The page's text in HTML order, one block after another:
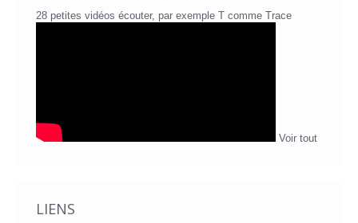
28 petites vidéos écouter, par exemple T comme Trace
Voir tout
LIENS